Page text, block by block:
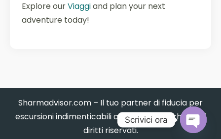
Explore ourViaggiand plan your next
adventure today!
Sharmadvisor.com – Il tuo partner di fiducia per
escursioni indimenticabili a Sharm El Sheikh. Tutti i
diritti riservati.
Scrivici ora